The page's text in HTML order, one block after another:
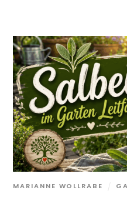
MARIANNE WOLLRABE